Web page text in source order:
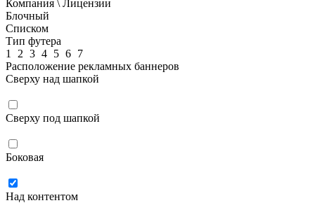
Компания \ Лицензии
Блочный
Списком
Тип футера
1
2 3 4 5 6 7
Расположение рекламных баннеров
Сверху над шапкой
Сверху под шапкой
Боковая
Над контентом